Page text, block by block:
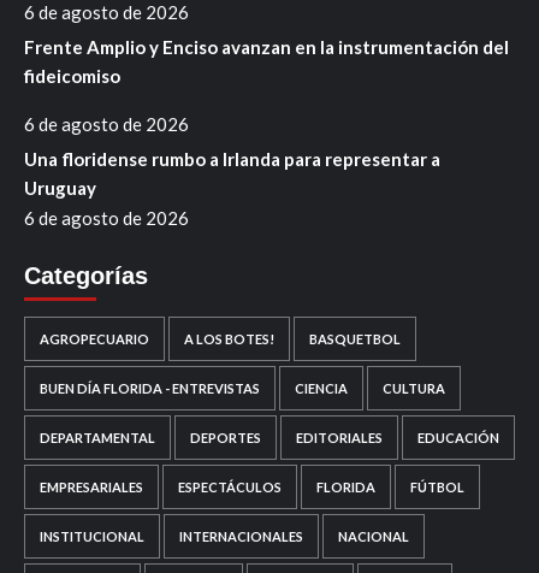
6 de agosto de 2026
Frente Amplio y Enciso avanzan en la instrumentación del
fideicomiso
6 de agosto de 2026
Una floridense rumbo a Irlanda para representar a
Uruguay
6 de agosto de 2026
Categorías
AGROPECUARIO A LOS BOTES! BASQUETBOL
BUEN DÍA FLORIDA - ENTREVISTAS CIENCIA CULTURA
DEPARTAMENTAL DEPORTES EDITORIALES EDUCACIÓN
EMPRESARIALES ESPECTÁCULOS FLORIDA FÚTBOL
INSTITUCIONAL INTERNACIONALES NACIONAL